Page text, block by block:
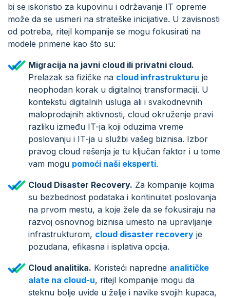
bi se iskoristio za kupovinu i održavanje IT opreme
može da se usmeri na strateške inicijative. U zavisnosti
od potreba, ritejl kompanije se mogu fokusirati na
modele primene kao što su:
Migracija na javni cloud ili privatni cloud.
Prelazak sa fizičke na cloud infrastrukturu je
neophodan korak u digitalnoj transformaciji. U
kontekstu digitalnih usluga ali i svakodnevnih
maloprodajnih aktivnosti, cloud okruženje pravi
razliku između IT-ja koji oduzima vreme
poslovanju i IT-ja u službi vašeg biznisa. Izbor
pravog cloud rešenja je tu ključan faktor i u tome
vam mogu pomoći naši eksperti.
Cloud Disaster Recovery. Za kompanije kojima
su bezbednost podataka i kontinuitet poslovanja
na prvom mestu, a koje žele da se fokusiraju na
razvoj osnovnog biznisa umesto na upravljanje
infrastrukturom, cloud disaster recovery je
pozudana, efikasna i isplativa opcija.
Cloud analitika. Koristeći napredne analitičke
alate na cloud-u, ritejl kompanije mogu da
steknu bolje uvide u želje i navike svojih kupaca,